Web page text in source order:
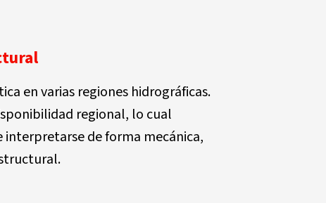
en varias regiones hidrográficas.
regional, lo cual
interpretarse de forma mecánica,